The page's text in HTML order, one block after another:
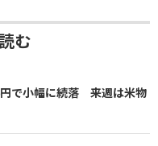
む
円で小幅に続落 来週は米物